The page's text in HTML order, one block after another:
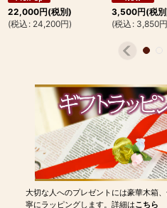
22,000円(税別)
(税込 : 24,200円)
3,500円(税
(税込 : 3,850円
大切な人へのプレゼントには豪華木箱
寧にラッピングします。詳細はこちら